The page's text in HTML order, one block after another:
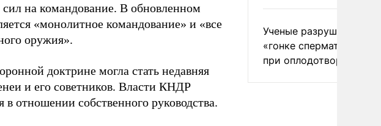
на командование. В обновленном
«монолитное командование» и «все
оружия».
доктрине могла стать недавняя
и его советников. Власти КНДР
отношении собственного руководства.
Ученые разрушили миф
«гонке
при оплодотворении